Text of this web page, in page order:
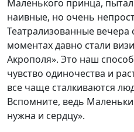
Маленького принца,
наивные, но очень
Театрализованные
моментах давно стали
Акрополя». Это наш
чувство одиночества и
все чаще сталкиваются
Вспомните, ведь
нужна и сердцу».